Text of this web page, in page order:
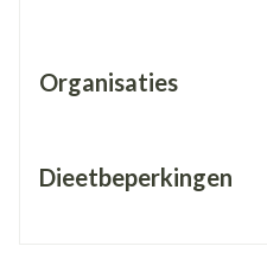
Organisaties
Dieetbeperkingen